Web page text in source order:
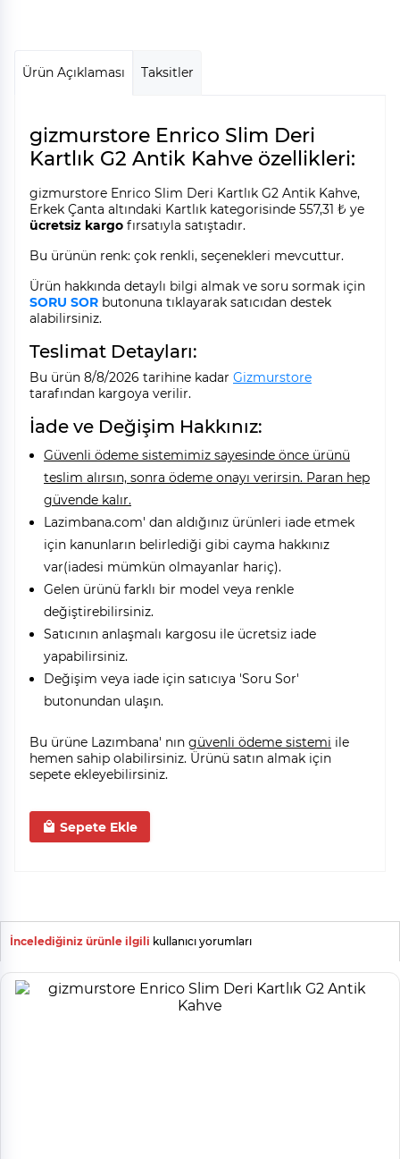
Ürün Açıklaması Taksitler
gizmurstore Enrico Slim Deri
Kartlık G2 Antik Kahve özellikleri:
gizmurstore Enrico Slim Deri Kartlık G2 Antik Kahve,
Erkek Çanta altındaki Kartlık kategorisinde 557,31 ₺ ye
ücretsiz kargo fırsatıyla satıştadır.
Bu ürünün renk: çok renkli, seçenekleri mevcuttur.
Ürün hakkında detaylı bilgi almak ve soru sormak için
SORU SOR butonuna tıklayarak satıcıdan destek
alabilirsiniz.
Teslimat Detayları:
Bu ürün 8/8/2026 tarihine kadar Gizmurstore
tarafından kargoya verilir.
İade ve Değişim Hakkınız:
Güvenli ödeme sistemimiz sayesinde önce ürünü
teslim alırsın, sonra ödeme onayı verirsin. Paran hep
güvende kalır.
Lazimbana.com' dan aldığınız ürünleri iade etmek
için kanunların belirlediği gibi cayma hakkınız
var(iadesi mümkün olmayanlar hariç).
Gelen ürünü farklı bir model veya renkle
değiştirebilirsiniz.
Satıcının anlaşmalı kargosu ile ücretsiz iade
yapabilirsiniz.
Değişim veya iade için satıcıya 'Soru Sor'
butonundan ulaşın.
Bu ürüne Lazımbana' nın güvenli ödeme sistemi ile
hemen sahip olabilirsiniz. Ürünü satın almak için
sepete ekleyebilirsiniz.
Sepete Ekle
İncelediğiniz ürünle ilgili kullanıcı yorumları